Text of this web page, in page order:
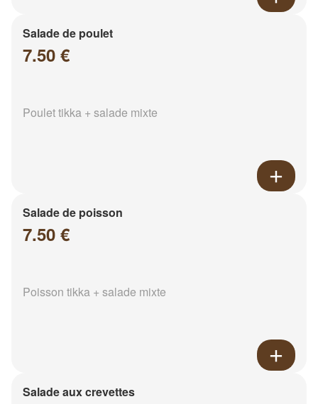
Salade de poulet
7.50 €
Poulet tikka + salade mixte
Salade de poisson
7.50 €
Poisson tikka + salade mixte
Salade aux crevettes